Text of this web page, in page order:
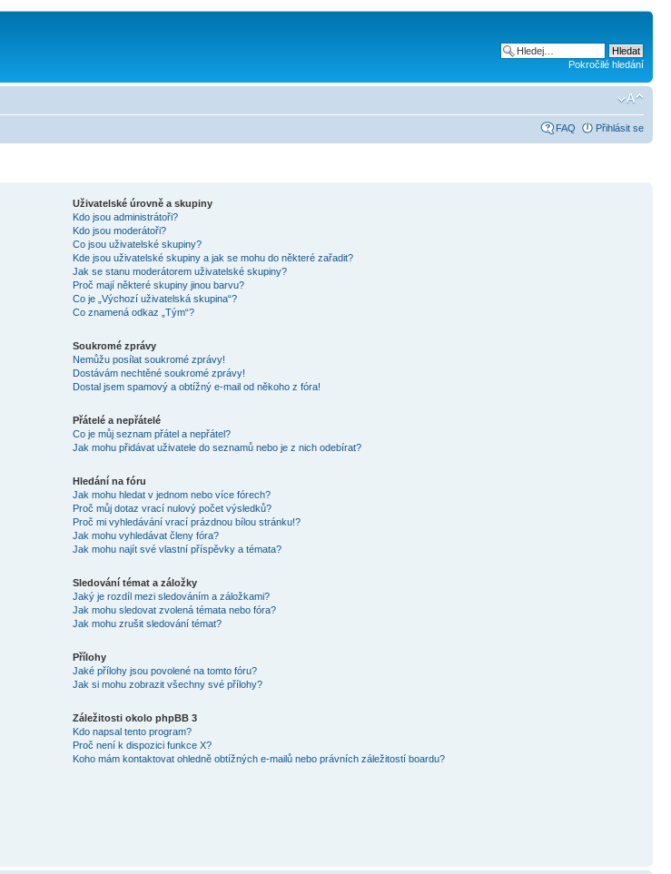
Pokročilé hledání
FAQ Přihlásit se
Uživatelské úrovně a skupiny
Kdo jsou administrátoři?
Kdo jsou moderátoři?
Co jsou uživatelské skupiny?
Kde jsou uživatelské skupiny a jak se mohu do některé zařadit?
Jak se stanu moderátorem uživatelské skupiny?
Proč mají některé skupiny jinou barvu?
Co je „Výchozí uživatelská skupina“?
Co znamená odkaz „Tým“?
Soukromé zprávy
Nemůžu posílat soukromé zprávy!
Dostávám nechtěné soukromé zprávy!
Dostal jsem spamový a obtížný e-mail od někoho z fóra!
Přátelé a nepřátelé
Co je můj seznam přátel a nepřátel?
Jak mohu přidávat uživatele do seznamů nebo je z nich odebírat?
Hledání na fóru
Jak mohu hledat v jednom nebo více fórech?
Proč můj dotaz vrací nulový počet výsledků?
Proč mi vyhledávání vrací prázdnou bílou stránku!?
Jak mohu vyhledávat členy fóra?
Jak mohu najít své vlastní příspěvky a témata?
Sledování témat a záložky
Jaký je rozdíl mezi sledováním a záložkami?
Jak mohu sledovat zvolená témata nebo fóra?
Jak mohu zrušit sledování témat?
Přílohy
Jaké přílohy jsou povolené na tomto fóru?
Jak si mohu zobrazit všechny své přílohy?
Záležitosti okolo phpBB 3
Kdo napsal tento program?
Proč není k dispozici funkce X?
Koho mám kontaktovat ohledně obtížných e-mailů nebo právních záležitostí boardu?